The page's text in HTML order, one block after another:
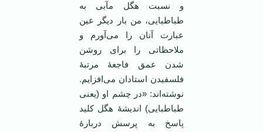
و نسبت هگل مآبی به
طباطبایی، من بار دیگر عین
عبارت آنان را می‌آورم و
ملاحظاتی را برای روشن
شدن عمق فاجعۀ مرتبۀ
فلسفیدن استادان می‌افزایم.
نوشته‌اند: «در چشم او (یعنی
طباطبایی) اندیشۀ هگل کلید
پاسخ به پرسش دربارۀ